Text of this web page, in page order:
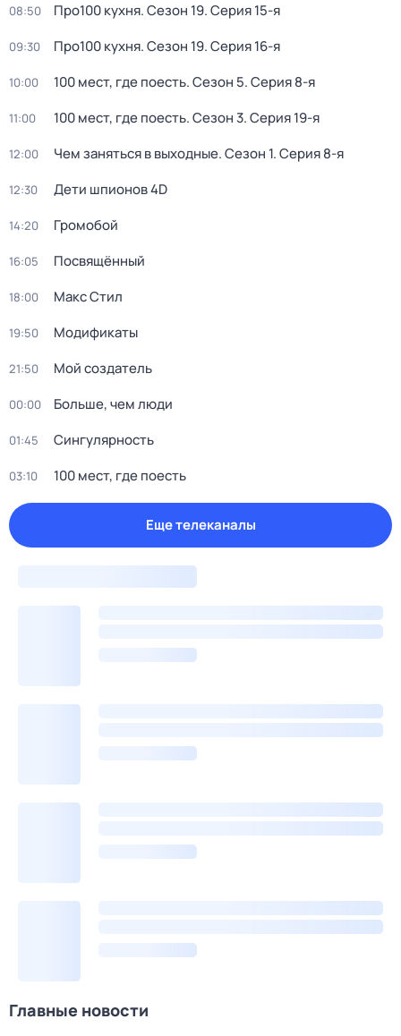
08:50 Про100 кухня. Сезон 19. Серия 15-я
09:30 Про100 кухня. Сезон 19. Серия 16-я
10:00 100 мест, где поесть. Сезон 5. Серия 8-я
11:00 100 мест, где поесть. Сезон 3. Серия 19-я
12:00 Чем заняться в выходные. Сезон 1. Серия 8-я
12:30 Дети шпионов 4D
14:20 Громобой
16:05 Посвящённый
18:00 Макс Стил
19:50 Модификаты
21:50 Мой создатель
00:00 Больше, чем люди
01:45 Сингулярность
03:10 100 мест, где поесть
Еще телеканалы
Главные новости